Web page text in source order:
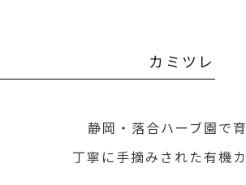
カ ミ ツ レ
静岡・落合ハーブ園で育
丁寧に手摘みされた有機